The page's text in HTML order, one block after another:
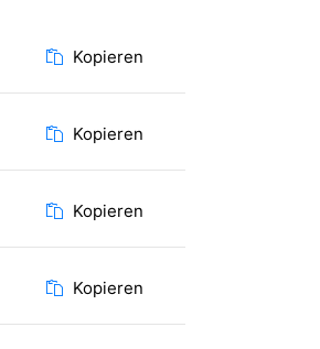
Kopieren
Kopieren
Kopieren
Kopieren